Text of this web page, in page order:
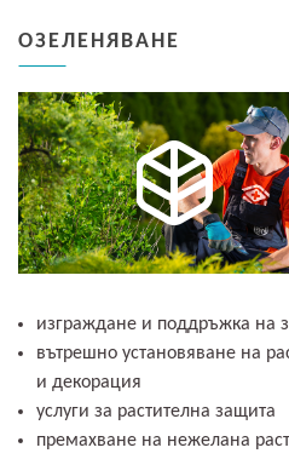
ОЗЕЛЕНЯВАНЕ
изграждане и поддръжка на
вътрешно установяване на
и декорация
услуги за растителна защита
премахване на нежелана